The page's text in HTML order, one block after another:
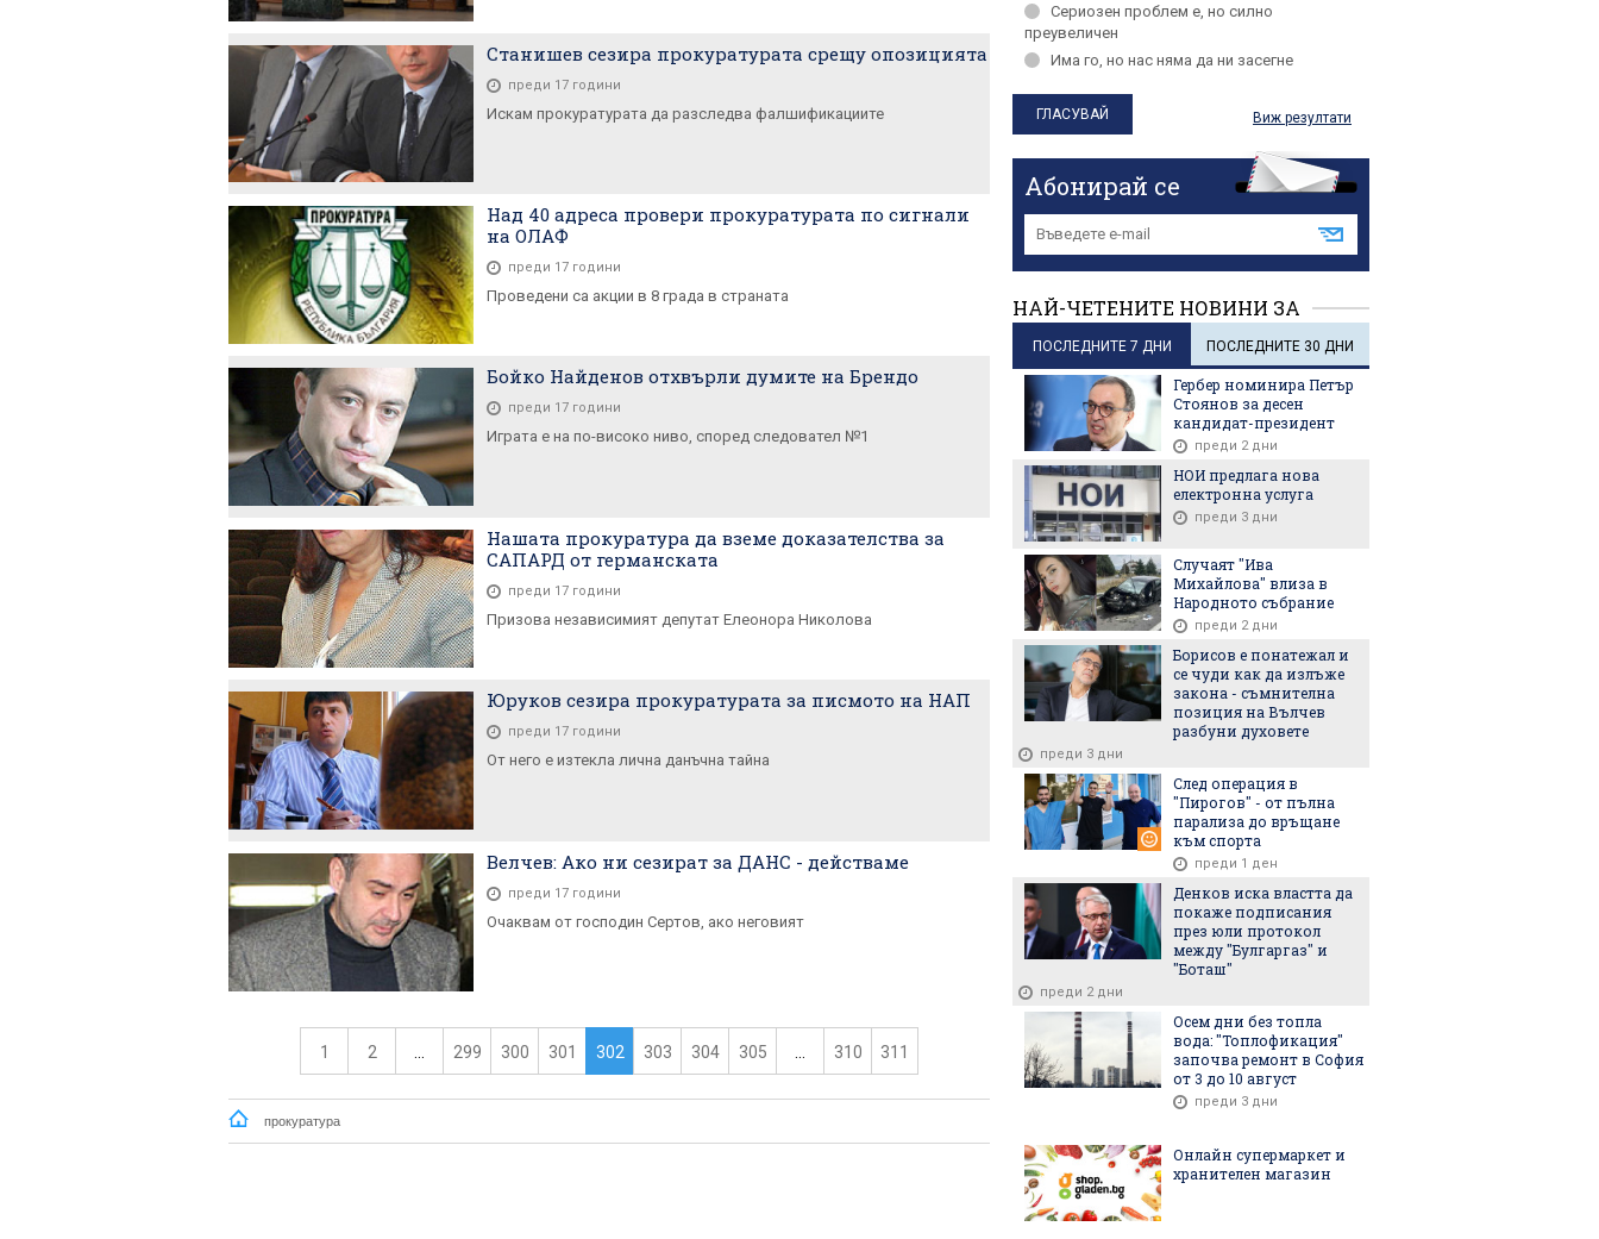
Станишев сезира прокуратурата срещу опозицията
преди 17 години
Искам прокуратурата да разследва фалшификациите
Над 40 адреса провери прокуратурата по сигнали
на ОЛАФ
преди 17 години
Проведени са акции в 8 града в страната
Бойко Найденов отхвърли думите на Брендо
преди 17 години
Играта е на по-високо ниво, според следовател №1
Нашата прокуратура да вземе доказателства за
САПАРД от германската
преди 17 години
Призова независимият депутат Елеонора Николова
Юруков сезира прокуратурата за писмото на НАП
преди 17 години
От него е изтекла лична данъчна тайна
Велчев: Ако ни сезират за ДАНС - действаме
преди 17 години
Очаквам от господин Сертов, ако неговият
1 2 299 300 301 302 303 304 305 310 311
прокуратура
Сериозен проблем е, но силно
преувеличен
Има го, но нас няма да ни засегне
Виж резултати
Абонирай се
НАЙ-ЧЕТЕНИТЕ НОВИНИ ЗА
ПОСЛЕДНИТЕ 7 ДНИ ПОСЛЕДНИТЕ 30 ДНИ
Гербер номинира Петър
Стоянов за десен
кандидат-президент
преди 2 дни
НОИ предлага нова
електронна услуга
преди 3 дни
Случаят "Ива
Михайлова" влиза в
Народното събрание
преди 2 дни
Борисов е понатежал и
се чуди как да излъже
закона - съмнителна
позиция на Вълчев
разбуни духовете
преди 3 дни
След операция в
"Пирогов" - от пълна
парализа до връщане
към спорта
преди 1 ден
Денков иска властта да
покаже подписания
през юли протокол
между "Булгаргаз" и
"Боташ"
преди 2 дни
Осем дни без топла
вода: "Топлофикация"
започва ремонт в София
от 3 до 10 август
преди 3 дни
Онлайн супермаркет и
хранителен магазин